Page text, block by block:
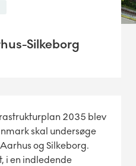
Silkeborg
2035 blev
skal undersøge
og Silkeborg.
i en indledende